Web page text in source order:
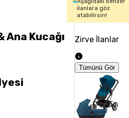
Ana Kucağı
ilanlara göz
atabilirsin!
Zirve İlanlar
Tümünü Gör